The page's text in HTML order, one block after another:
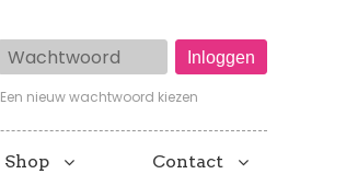
Wachtwoord
Een nieuw wachtwoord kiezen
Shop Contact